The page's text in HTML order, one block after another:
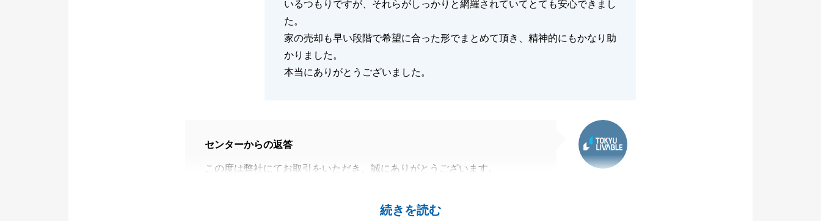
いるつもりですが、それらがしっかりと網羅されていてとても安心できまし
た。
家の売却も早い段階で希望に合った形でまとめて頂き、精神的にもかなり助
かりました。
本当にありがとうございました。
続きを読む
センターからの返答
この度は弊社にてお取引をいただき、誠にありがとうございます。